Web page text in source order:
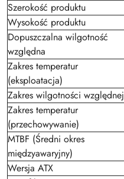
Szerokość produktu
Wysokość produktu
Dopuszczalna wilgotność
względna
Zakres temperatur
(eksploatacja)
Zakres wilgotności względnej
Zakres temperatur
(przechowywanie)
MTBF (Średni okres
międzyawaryjny)
Wersja ATX